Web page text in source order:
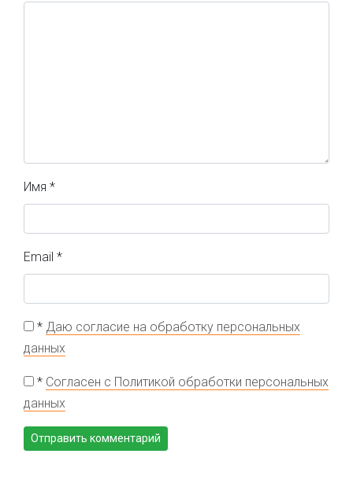
Имя *
Email *
* Даю согласие на обработку персональных
данных
* Согласен с Политикой обработки персональных
данных